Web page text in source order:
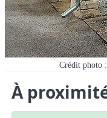
Crédit photo
À